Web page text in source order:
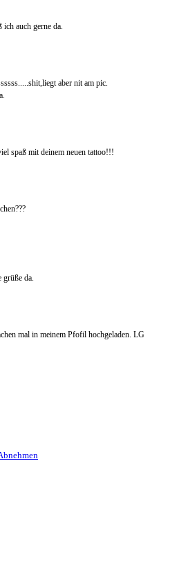
ich auch gerne da.
aber nit am pic.
spaß mit deinem neuen tattoo!!!
grüße da.
mal in meinem Pfofil hochgeladen. LG